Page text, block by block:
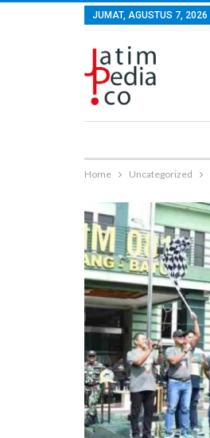
JUMAT, AGUSTUS 7, 2026
Home Uncategorized